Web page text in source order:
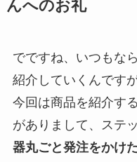
んへのお礼
でですね、いつもな
紹介していくんです
今回は商品を紹介す
がありまして、ステ
器丸ごと発注をかけ